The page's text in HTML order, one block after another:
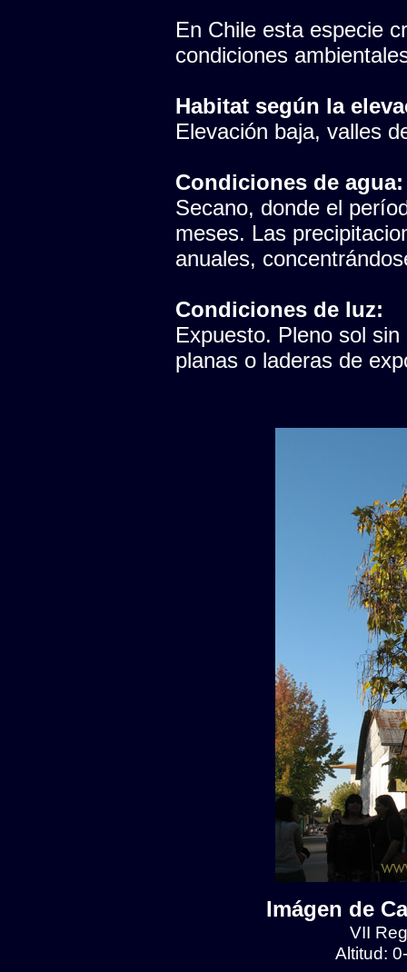
En Chile esta especie
condiciones
Habitat según la
Elevación baja, valles
Condiciones de agua:
Secano, donde el
meses. Las
anuales,
Condiciones de luz:
Expuesto. Pleno sol
planas o laderas de
Imágen de
VII
Altitud: